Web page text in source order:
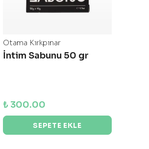
Otama Kırkpınar
İntim Sabunu 50 gr
₺ 300.00
SEPETE EKLE